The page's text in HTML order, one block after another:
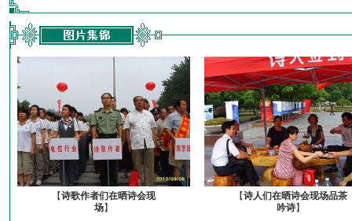
【诗歌作者们在晒诗会现
场】
【诗人们在晒诗会现场品茶
吟诗】